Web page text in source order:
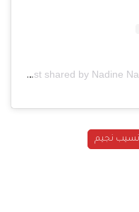
A post shared by Nadine Nassib Njeim (@nadine.nassib.njeim)
نسيب نجيم